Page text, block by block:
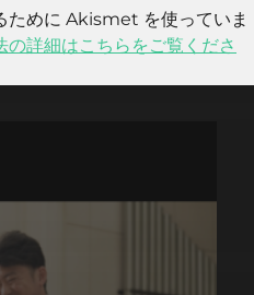
ために Akismet を使っていま
の詳細はこちらをご覧くださ